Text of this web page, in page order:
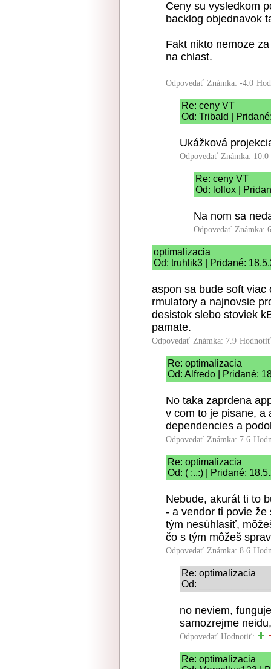
Ceny su vysledkom
backlog objednavok
Fakt nikto nemoze
na chlast.
Odpovedať Známka: -4.0
Re: ceny VT
Od: Tribald |
Ukážková
Odpovedať Známka: 10.0
Re: ceny VT
Od: lollox |
Na nom sa
Odpovedať Známka:
optimalizacia
Od: truhlik3 | Pridané:
aspon sa bude soft viac
rmulatory a najnovsie
desistok slebo stoviek
pamate.
Odpovedať Známka: 7.9
Re: optimalizacia
Od: Alfredo | Pridané:
No taka zaprdena
v com to je pisane, a
dependencies a
Odpovedať Známka: 7.6
Re: optimalizacia
Od: ( :..:) | Pridané:
Nebude, akurát ti to
- a vendor ti povie
tým nesúhlasiť,
čo s tým môžeš
Odpovedať Známka: 8.6
Re: optimalizacia
Od:
no neviem,
samozrejme
Odpovedať Hodnotiť:
Re: optimalizacia